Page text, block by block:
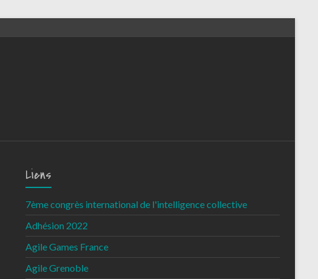
Liens
7ème congrès international de l'intelligence collective
Adhésion 2022
Agile Games France
Agile Grenoble